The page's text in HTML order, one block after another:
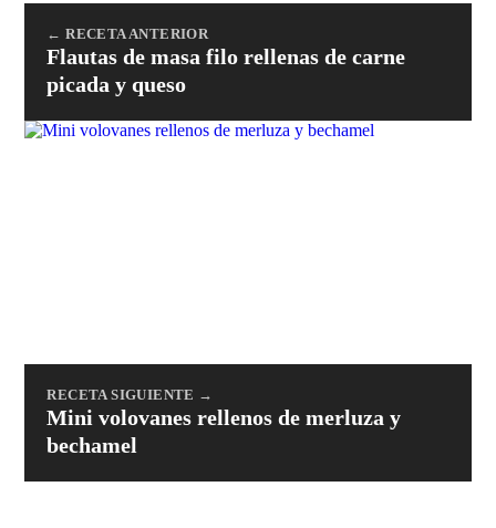
← RECETA ANTERIOR
Flautas de masa filo rellenas de carne
picada y queso
RECETA SIGUIENTE →
Mini volovanes rellenos de merluza y
bechamel